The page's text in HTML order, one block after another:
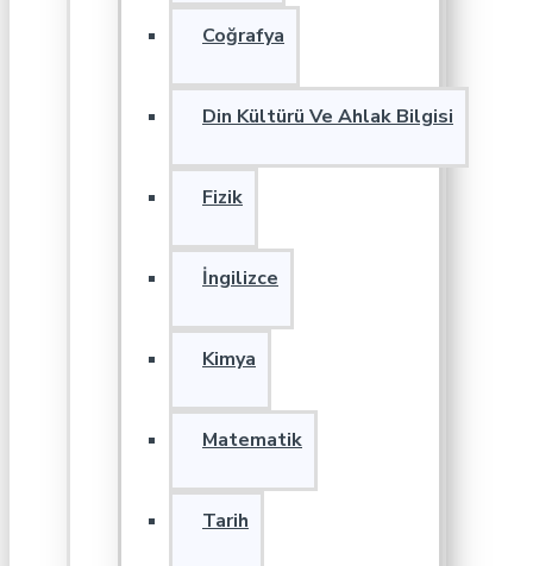
Coğrafya
Din Kültürü Ve Ahlak Bilgisi
Fizik
İngilizce
Kimya
Matematik
Tarih